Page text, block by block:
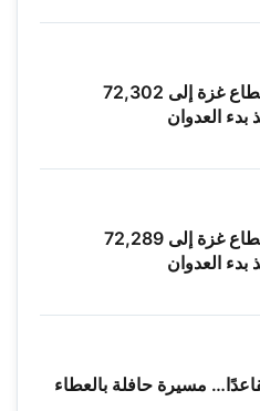
ارتفاع حصيلة الشهداء في قطاع غزة إلى 72,302
ارتفاع حصيلة الشهداء في قطاع غزة إلى 72,289
مسيرة حافلة بالعطاء